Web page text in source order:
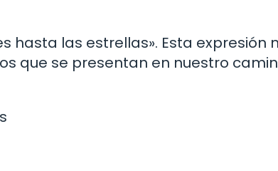
hasta las estrellas». Esta expresión
que se presentan en nuestro